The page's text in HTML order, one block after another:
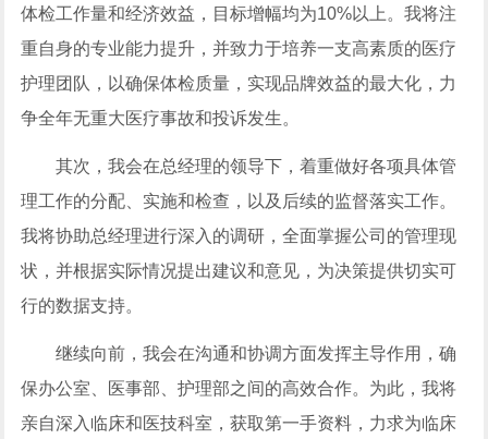
体检工作量和经济效益，目标增幅均为10%以上。我将注
重自身的专业能力提升，并致力于培养一支高素质的医疗
护理团队，以确保体检质量，实现品牌效益的最大化，力
争全年无重大医疗事故和投诉发生。
其次，我会在总经理的领导下，着重做好各项具体管
理工作的分配、实施和检查，以及后续的监督落实工作。
我将协助总经理进行深入的调研，全面掌握公司的管理现
状，并根据实际情况提出建议和意见，为决策提供切实可
行的数据支持。
继续向前，我会在沟通和协调方面发挥主导作用，确
保办公室、医事部、护理部之间的高效合作。为此，我将
亲自深入临床和医技科室，获取第一手资料，力求为临床